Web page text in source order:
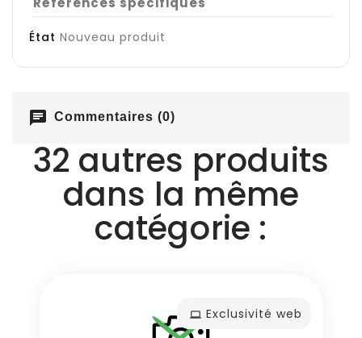
État Nouveau produit
chat Commentaires (0)
32 autres produits
dans la même
catégorie :
Exclusivité web